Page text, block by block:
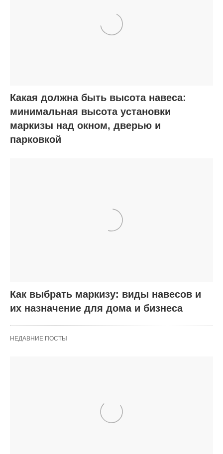
Какая должна быть высота навеса:
минимальная высота установки
маркизы над окном, дверью и
парковкой
Как выбрать маркизу: виды навесов и
их назначение для дома и бизнеса
НЕДАВНИЕ ПОСТЫ